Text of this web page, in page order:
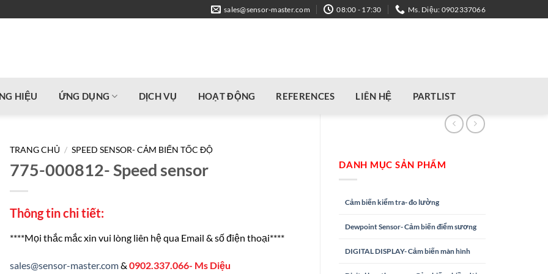
sales@sensor-master.com 08:00 - 17:30 Ms. Diệu: 0902337066
HIỆU ỨNG DỤNG DỊCH VỤ HOẠT ĐỘNG REFERENCES LIÊN HỆ PARTLIST
DANH MỤC SẢN PHẨM
Cảm biến kiểm tra- đo lường
Dewpoint Sensor- Cảm biến điểm sương
DIGITAL DISPLAY- Cảm biến màn hình
TRANG CHỦ / SPEED SENSOR- CẢM BIẾN TỐC ĐỘ
775-000812- Speed sensor
Thông tin chi tiết:
****Mọi thắc mắc xin vui lòng liên hệ qua Email & số điện thoại****
sales@sensor-master.com&0902.337.066- Ms Diệu